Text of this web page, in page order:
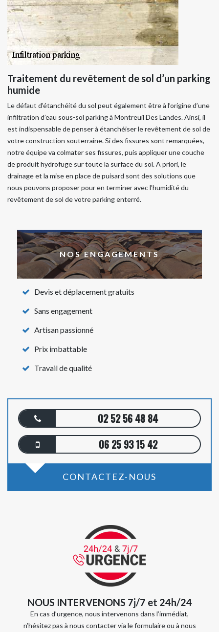
Traitement du revêtement de sol d’un parking
humide
Le défaut d’étanchéité du sol peut également être à l’origine d’une
infiltration d’eau sous-sol parking à Montreuil Des Landes. Ainsi, il
est indispensable de penser à étanchéiser le revêtement de sol de
votre construction souterraine. Si des fissures sont remarquées,
notre équipe va colmater ses fissures, puis appliquer une couche
de produit hydrofuge sur toute la surface du sol. A priori, le
drainage et la mise en place de puisard sont des solutions que
nous pouvons proposer pour en terminer avec l’humidité du
revêtement de sol de votre parking enterré.
NOS ENGAGEMENTS
Devis et déplacement gratuits
Sans engagement
Artisan passionné
Prix imbattable
Travail de qualité
02 52 56 48 84
06 25 93 15 42
CONTACTEZ-NOUS
NOUS INTERVENONS 7j/7 et 24h/24
En cas d’urgence, nous intervenons dans l’immédiat,
n’hésitez pas à nous contacter via le formulaire ou à nous